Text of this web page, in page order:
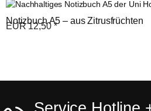
Notizbuch A5 – aus Zitrusfrüchten
EUR 12,50 *